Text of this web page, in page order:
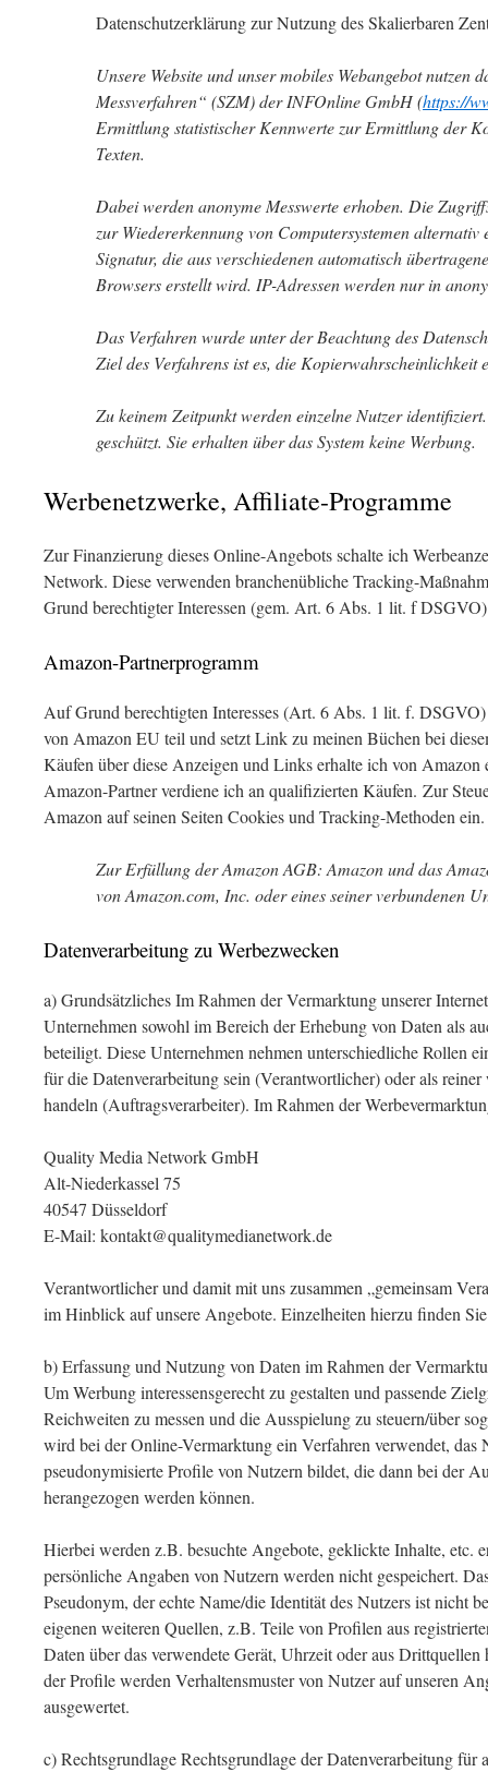
Datenschutzerklärung zur Nutzung des Skalierbaren
Unsere Website und unser mobiles Webangebot nutzen
Messverfahren“ (SZM) der INFOnline GmbH (https://
Ermittlung statistischer Kennwerte zur Ermittlung der
Texten.
Dabei werden anonyme Messwerte erhoben. Die
zur Wiedererkennung von Computersystemen alternativ
Signatur, die aus verschiedenen automatisch
Browsers erstellt wird. IP-Adressen werden nur in
Das Verfahren wurde unter der Beachtung des
Ziel des Verfahrens ist es, die Kopierwahrscheinlichkeit
Zu keinem Zeitpunkt werden einzelne Nutzer
geschützt. Sie erhalten über das System keine Werbung.
Werbenetzwerke, Affiliate-Programme
Zur Finanzierung dieses Online-Angebots schalte ich
Network. Diese verwenden branchenübliche Tracking-
Grund berechtigter Interessen (gem. Art. 6 Abs. 1 lit. f
Amazon-Partnerprogramm
Auf Grund berechtigten Interesses (Art. 6 Abs. 1 lit. f.
von Amazon EU teil und setzt Link zu meinen Büchen bei
Käufen über diese Anzeigen und Links erhalte ich von Amazon
Amazon-Partner verdiene ich an qualifizierten Käufen. Zur
Amazon auf seinen Seiten Cookies und Tracking-Methoden ein.
Zur Erfüllung der Amazon AGB: Amazon und das
von Amazon.com, Inc. oder eines seiner verbundenen
Datenverarbeitung zu Werbezwecken
a) Grundsätzliches Im Rahmen der Vermarktung unserer
Unternehmen sowohl im Bereich der Erhebung von Daten als
beteiligt. Diese Unternehmen nehmen unterschiedliche Rollen
für die Datenverarbeitung sein (Verantwortlicher) oder als
handeln (Auftragsverarbeiter). Im Rahmen der
Quality Media Network GmbH
Alt-Niederkassel 75
40547 Düsseldorf
E-Mail: kontakt@qualitymedianetwork.de
Verantwortlicher und damit mit uns zusammen „gemeinsam
im Hinblick auf unsere Angebote. Einzelheiten hierzu finden
b) Erfassung und Nutzung von Daten im Rahmen der
Um Werbung interessensgerecht zu gestalten und passende
Reichweiten zu messen und die Ausspielung zu steuern/über
wird bei der Online-Vermarktung ein Verfahren verwendet, das
pseudonymisierte Profile von Nutzern bildet, die dann bei der
herangezogen werden können.
Hierbei werden z.B. besuchte Angebote, geklickte Inhalte, etc.
persönliche Angaben von Nutzern werden nicht gespeichert.
Pseudonym, der echte Name/die Identität des Nutzers ist nicht
eigenen weiteren Quellen, z.B. Teile von Profilen aus
Daten über das verwendete Gerät, Uhrzeit oder aus
der Profile werden Verhaltensmuster von Nutzer auf unseren
ausgewertet.
c) Rechtsgrundlage Rechtsgrundlage der Datenverarbeitung